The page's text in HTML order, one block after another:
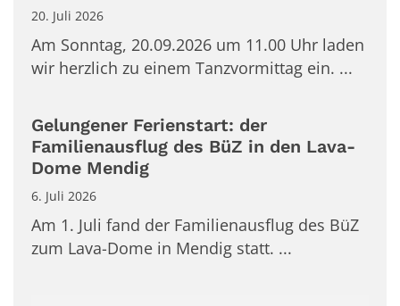
20. Juli 2026
Am Sonntag, 20.09.2026 um 11.00 Uhr laden
wir herzlich zu einem Tanzvormittag ein. ...
Gelungener Ferienstart: der
Familienausflug des BüZ in den Lava-
Dome Mendig
6. Juli 2026
Am 1. Juli fand der Familienausflug des BüZ
zum Lava-Dome in Mendig statt. ...